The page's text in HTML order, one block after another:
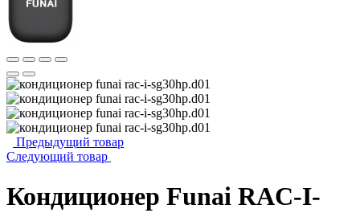
Предыдущий товар
Следующий товар
Кондиционер Funai RAC-I-